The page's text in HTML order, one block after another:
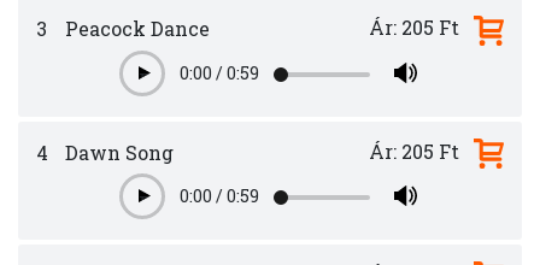
3 Peacock Dance
Play0:00 /0:59
Ár: 205 Ft
4 Dawn Song
Play0:00 /0:59
Ár: 205 Ft